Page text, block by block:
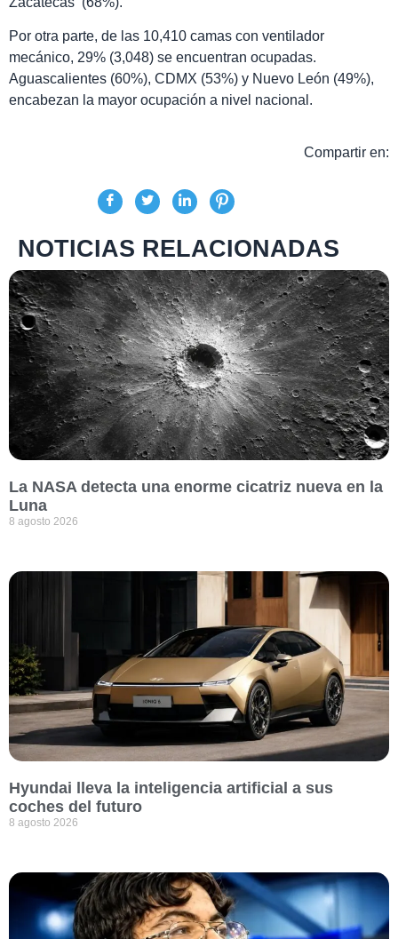
Por otra parte, de las 10,410 camas con ventilador
mecánico, 29% (3,048) se encuentran ocupadas.
Aguascalientes (60%), CDMX (53%) y Nuevo León (49%),
encabezan la mayor ocupación a nivel nacional.
Compartir en:
NOTICIAS RELACIONADAS
La NASA detecta una enorme cicatriz nueva en la
Luna
8 agosto 2026
Hyundai lleva la inteligencia artificial a sus
coches del futuro
8 agosto 2026